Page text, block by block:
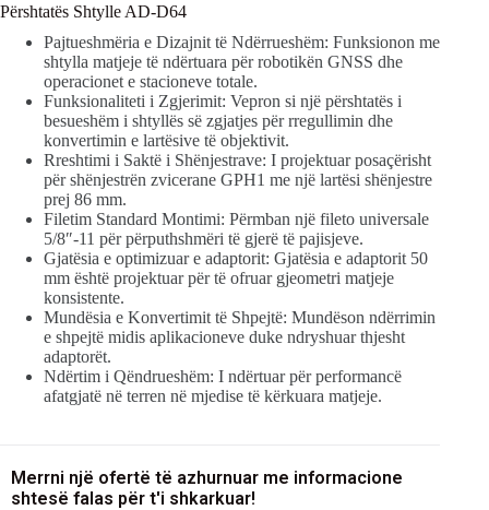
Përshtatës Shtylle AD-D64
Pajtueshmëria e Dizajnit të Ndërrueshëm: Funksionon me
shtylla matjeje të ndërtuara për robotikën GNSS dhe
operacionet e stacioneve totale.
Funksionaliteti i Zgjerimit: Vepron si një përshtatës i
besueshëm i shtyllës së zgjatjes për rregullimin dhe
konvertimin e lartësive të objektivit.
Rreshtimi i Saktë i Shënjestrave: I projektuar posaçërisht
për shënjestrën zvicerane GPH1 me një lartësi shënjestre
prej 86 mm.
Filetim Standard Montimi: Përmban një fileto universale
5/8″-11 për përputhshmëri të gjerë të pajisjeve.
Gjatësia e optimizuar e adaptorit: Gjatësia e adaptorit 50
mm është projektuar për të ofruar gjeometri matjeje
konsistente.
Mundësia e Konvertimit të Shpejtë: Mundëson ndërrimin
e shpejtë midis aplikacioneve duke ndryshuar thjesht
adaptorët.
Ndërtim i Qëndrueshëm: I ndërtuar për performancë
afatgjatë në terren në mjedise të kërkuara matjeje.
Merrni një ofertë të azhurnuar me informacione
shtesë falas për t'i shkarkuar!